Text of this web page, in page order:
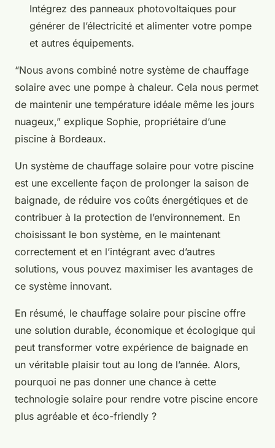
Intégrez des panneaux photovoltaiques pour
générer de l’électricité et alimenter votre pompe
et autres équipements.
“Nous avons combiné notre système de chauffage
solaire avec une pompe à chaleur. Cela nous permet
de maintenir une température idéale même les jours
nuageux,” explique Sophie, propriétaire d’une
piscine à Bordeaux.
Un système de chauffage solaire pour votre piscine
est une excellente façon de prolonger la saison de
baignade, de réduire vos coûts énergétiques et de
contribuer à la protection de l’environnement. En
choisissant le bon système, en le maintenant
correctement et en l’intégrant avec d’autres
solutions, vous pouvez maximiser les avantages de
ce système innovant.
En résumé, le chauffage solaire pour piscine offre
une solution durable, économique et écologique qui
peut transformer votre expérience de baignade en
un véritable plaisir tout au long de l’année. Alors,
pourquoi ne pas donner une chance à cette
technologie solaire pour rendre votre piscine encore
plus agréable et éco-friendly ?